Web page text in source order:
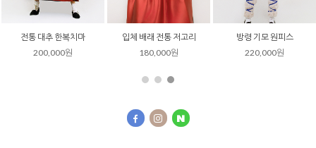
양면 털 행전
55,000원
기모 한복 바지
190,000원
기모 철릭 자켓
240,000원